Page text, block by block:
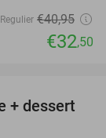
Regulier €40,95
€32,50
34%
+ dessert